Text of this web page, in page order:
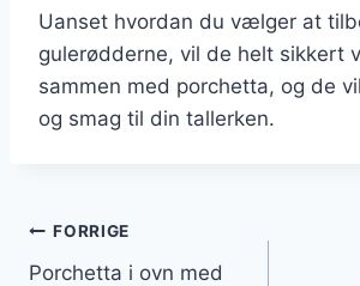
Uanset hvordan du vælger at
gulerødderne, vil de helt sikkert
sammen med porchetta, og de
og smag til din tallerken.
Indlægsnavigation
FORRIGE
Porchetta i ovn med